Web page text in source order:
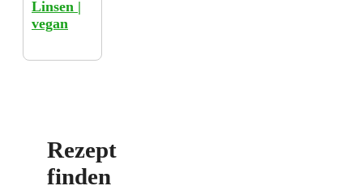
Linsen |
vegan
Rezept
finden